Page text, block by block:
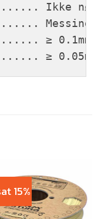
Ikke
≥ 0.1mm
≥ 0.05mm
15%